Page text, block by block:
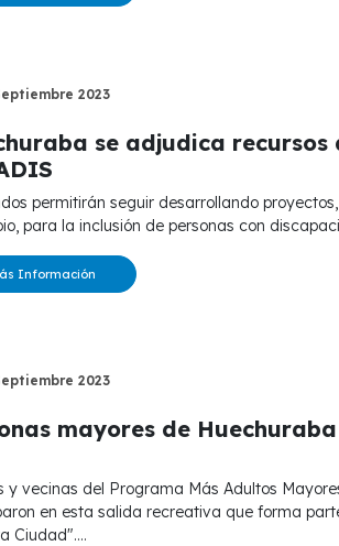
2023
se adjudica recursos
para la inclusión de personas con
Información
2023
mayores de
en esta salida recreativa que forma
Ciudad"....